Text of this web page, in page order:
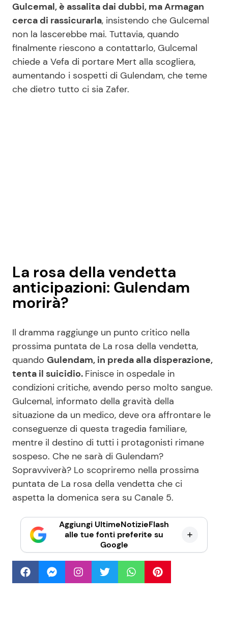
Gulcemal, è assalita dai dubbi, ma Armagan
cerca di rassicurarla, insistendo che Gulcemal
non la lascerebbe mai. Tuttavia, quando
finalmente riescono a contattarlo, Gulcemal
chiede a Vefa di portare Mert alla scogliera,
aumentando i sospetti di Gulendam, che teme
che dietro tutto ci sia Zafer.
La rosa della vendetta
anticipazioni: Gulendam
morirà?
Il dramma raggiunge un punto critico nella
prossima puntata de La rosa della vendetta,
quando Gulendam, in preda alla disperazione,
tenta il suicidio. Finisce in ospedale in
condizioni critiche, avendo perso molto sangue.
Gulcemal, informato della gravità della
situazione da un medico, deve ora affrontare le
conseguenze di questa tragedia familiare,
mentre il destino di tutti i protagonisti rimane
sospeso. Che ne sarà di Gulendam?
Sopravviverà? Lo scopriremo nella prossima
puntata de La rosa della vendetta che ci
aspetta la domenica sera su Canale 5.
Aggiungi UltimeNotizieFlash
alle tue fonti preferite su
Google